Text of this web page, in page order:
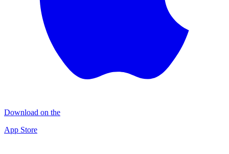
Download on the
App Store